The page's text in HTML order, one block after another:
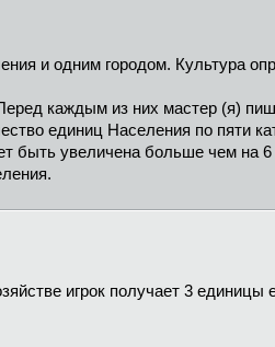
и одним городом. Культура
каждым из них мастер (я)
единиц Населения по пяти
быть увеличена больше чем на
игрок получает 3 единицы